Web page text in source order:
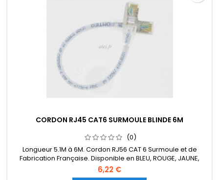
CORDON RJ45 CAT6 SURMOULE BLINDE 6M
(0)
Longueur 5.1M à 6M. Cordon RJ56 CAT 6 Surmoule et de
Fabrication Française. Disponible en BLEU, ROUGE, JAUNE,
VERT, ORANGE, NOIR, VIOLET.
6,22 €